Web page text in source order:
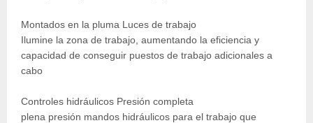
Montados en la pluma Luces de trabajo
Ilumine la zona de trabajo, aumentando la eficiencia y
capacidad de conseguir puestos de trabajo adicionales a
cabo
Controles hidráulicos Presión completa
plena presión mandos hidráulicos para el trabajo que